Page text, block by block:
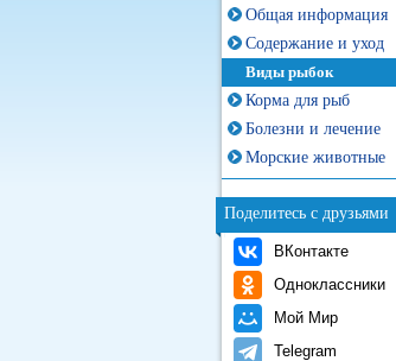
Общая информация
Содержание и уход
Виды рыбок
Корма для рыб
Болезни и лечение
Морские животные
Поделитесь с друзьями
ВКонтакте
Одноклассники
Мой Мир
Telegram